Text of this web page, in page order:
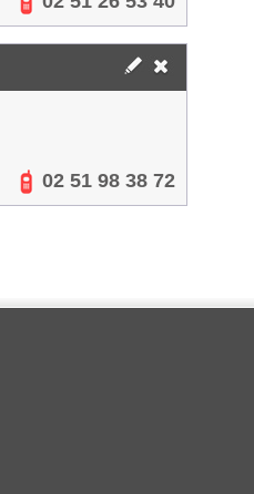
02 51 98 38 72